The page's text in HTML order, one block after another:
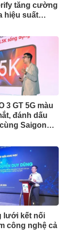
tăng cường
hiệu suất
3 GT 5G màu
đánh dấu
Saigon
lưới kết nối
công nghệ cả